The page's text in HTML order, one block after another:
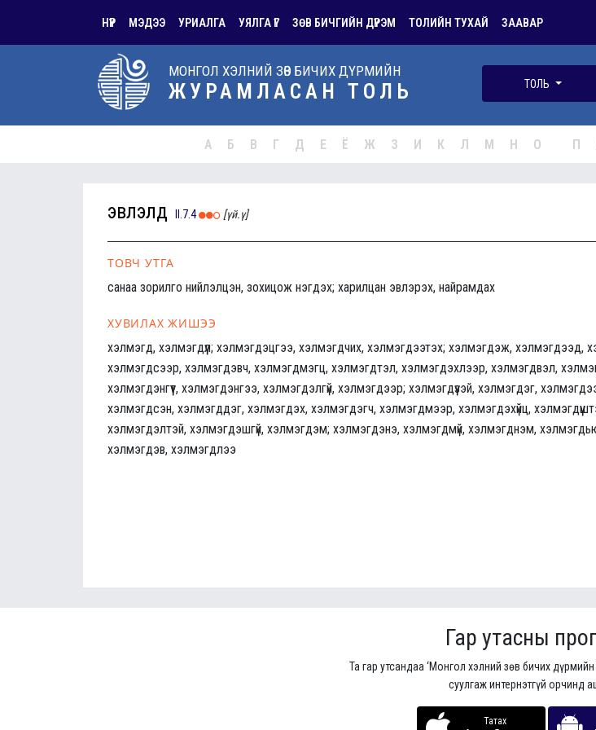
НҮҮР МЭДЭЭ УРИАЛГА УЯЛГА ҮГ ЗӨВ БИЧГИЙН ДҮРЭМ ТОЛИЙН ТУХАЙ ЗААВАР
МОНГОЛ ХЭЛНИЙ ЗӨВ БИЧИХ ДҮРМИЙН
ЖУРАМЛАСАН ТОЛЬ ТОЛЬ
А Б В Г Д Е Ё Ж З И К Л М Н О П
эвлэлд II.7.4 [үй.ү]
ТОВЧ УТГА
санаа зорилго нийлэлцэн, зохицож нэгдэх; харилцан эвлэрэх, найрамдах
ХУВИЛАХ ЖИШЭЭ
хэлмэгд, хэлмэгдүүл; хэлмэгдэцгээ, хэлмэгдчих, хэлмэгдээтэх; хэлмэгдэж, хэлмэгдээд,
хэлмэгдсээр, хэлмэгдэвч, хэлмэгдмэгц, хэлмэгдтэл, хэлмэгдэхлээр, хэлмэгдвэл,
хэлмэгдэнгүүт, хэлмэгдэнгээ, хэлмэгдэлгүй, хэлмэгдээр; хэлмэгдүүзэй, хэлмэгдэг,
хэлмэгдсэн, хэлмэгддэг, хэлмэгдэх, хэлмэгдэгч, хэлмэгдмээр, хэлмэгдэхүйц,
хэлмэгдэлтэй, хэлмэгдэшгүй, хэлмэгдэм; хэлмэгдэнэ, хэлмэгдмүй, хэлмэгднэм,
хэлмэгдэв, хэлмэгдлээ
Гар утасны
Та гар утсандаа ‘Монгол хэлний зөв бичих
суулгаж интернэтгүй орчинд
Татах